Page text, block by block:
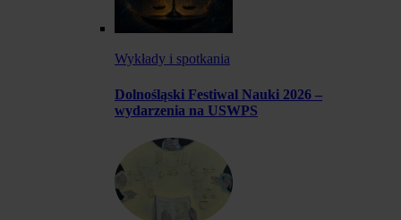
Wykłady i spotkania
Dolnośląski Festiwal Nauki 2026 –
wydarzenia na USWPS